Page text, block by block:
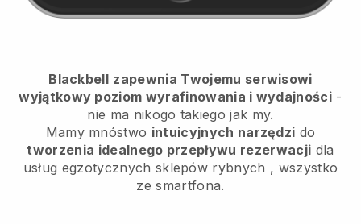
Blackbell zapewnia Twojemu serwisowi
wyjątkowy poziom wyrafinowania i wydajności -
nie ma nikogo takiego jak my.
Mamy mnóstwo intuicyjnych narzędzi do
tworzenia idealnego przepływu rezerwacji dla
usług egzotycznych sklepów rybnych , wszystko
ze smartfona.